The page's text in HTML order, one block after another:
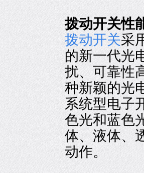
拨动开关性
拨动开关采
的新一代光
扰、可靠性
种新颖的光
系统型电子
色光和蓝色
体、液体、
动作。